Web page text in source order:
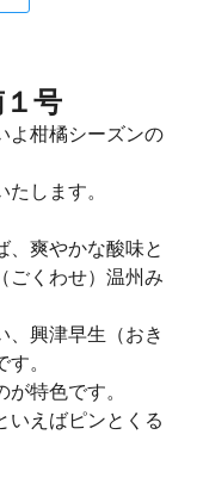
号
よ柑橘シーズンの
します。
、爽やかな酸味と
ごくわせ）温州み
、興津早生（おき
。
特色です。
いえばピンとくる